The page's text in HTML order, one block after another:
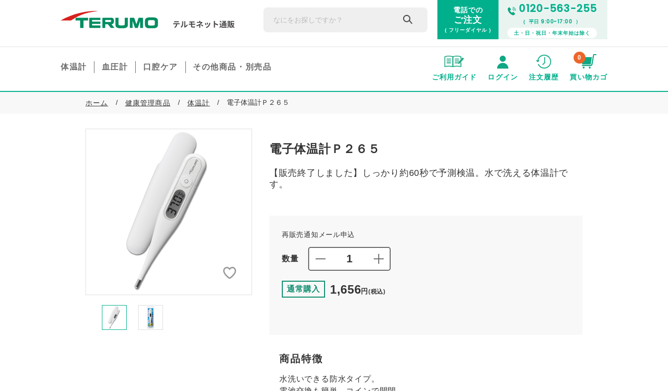
電話での
ご注文
( フリーダイヤル )
0120-563-255
( 平日9:00~17:00 ）
土・日・祝日・年末年始は除く
体温計 血圧計 口腔ケア その他商品・ 別売品
ご利用ガイド ログイン 注文履歴
0
買い物カゴ
ホーム 健康管理商品 体温計 電子体温計Ｐ２６５
電子体温計Ｐ２６５
【販売終了しました】しっかり約60秒で予測検温。水で洗える体温計で
す。
再販売通知メール申込
数量
通常購入 1,656円(税込)
商品特徴
水洗いできる防水タイプ。